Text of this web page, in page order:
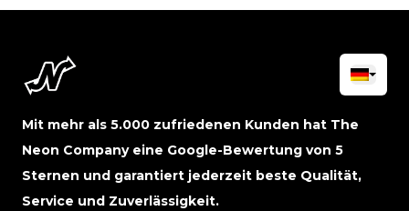
Mit mehr als 5.000 zufriedenen Kunden hat The
Neon Company eine Google-Bewertung von 5
Sternen und garantiert jederzeit beste Qualität,
Service und Zuverlässigkeit.